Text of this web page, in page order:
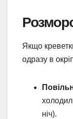
Якщо
одразу в
ніч).